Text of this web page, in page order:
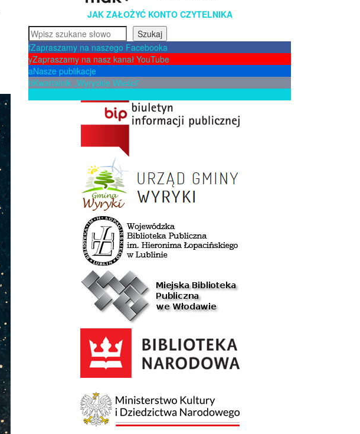
JAK ZAŁOŻYĆ KONTO CZYTELNIKA
Szukaj
Szukaj
fZapraszamy na naszego Facebooka
yZapraszamy na nasz kanał YouTube
aNasze publikacje
bKwartalnik „Wyryckie Wieści”